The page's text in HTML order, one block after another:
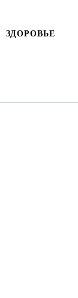
ЗДОРОВЬЕ